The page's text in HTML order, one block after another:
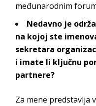
međunarodnim
Nedavno je
na kojoj ste
sekretara
i imate li ključnu
partnere?
Za mene predstavlja